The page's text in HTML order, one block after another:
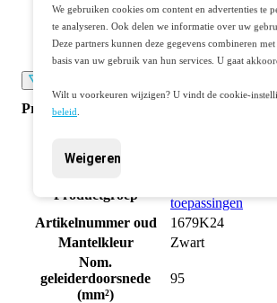
We gebruiken cookies om content en advertenties te
te analyseren. Ook delen we informatie over uw
Deze partners kunnen deze gegevens combineren
basis van uw gebruik van hun services. U gaat
Wilt u voorkeuren wijzigen? U vindt de cookie-
beleid
Weigeren
Oliebestendig
Weerbestendig
Vochtbestendig (tot op zekere hoogte)
Productspecificaties
EAN code
Productgroep
toepassingen
Artikelnummer oud
1679K24
Mantelkleur
Zwart
Nom.
geleiderdoorsnede
(mm²)
95